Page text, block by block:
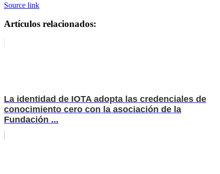
Source link
Artículos relacionados:
La identidad de IOTA adopta las credenciales de
conocimiento cero con la asociación de la
Fundación ...